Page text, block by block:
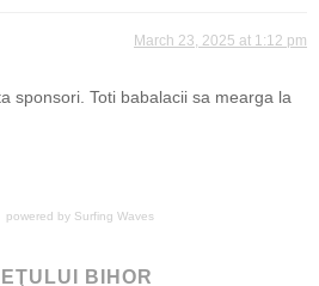
March 23, 2025 at 1:12 pm
sponsori. Toti babalacii sa mearga la
powered by Surfing Waves
BIHOR